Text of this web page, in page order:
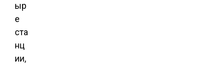
ыр
е
ста
нц
ии,